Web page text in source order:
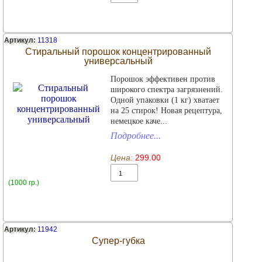
Артикул: 11318
Стиральный порошок концентрированный
универсальный
(1000 гр.)
Порошок эффективен против
широкого спектра загрязнений.
Одной упаковки (1 кг) хватает
на 25 стирок! Новая рецептура,
немецкое каче...
Подробнее...
Цена: 299.00
Артикул: 11942
Супер-губка